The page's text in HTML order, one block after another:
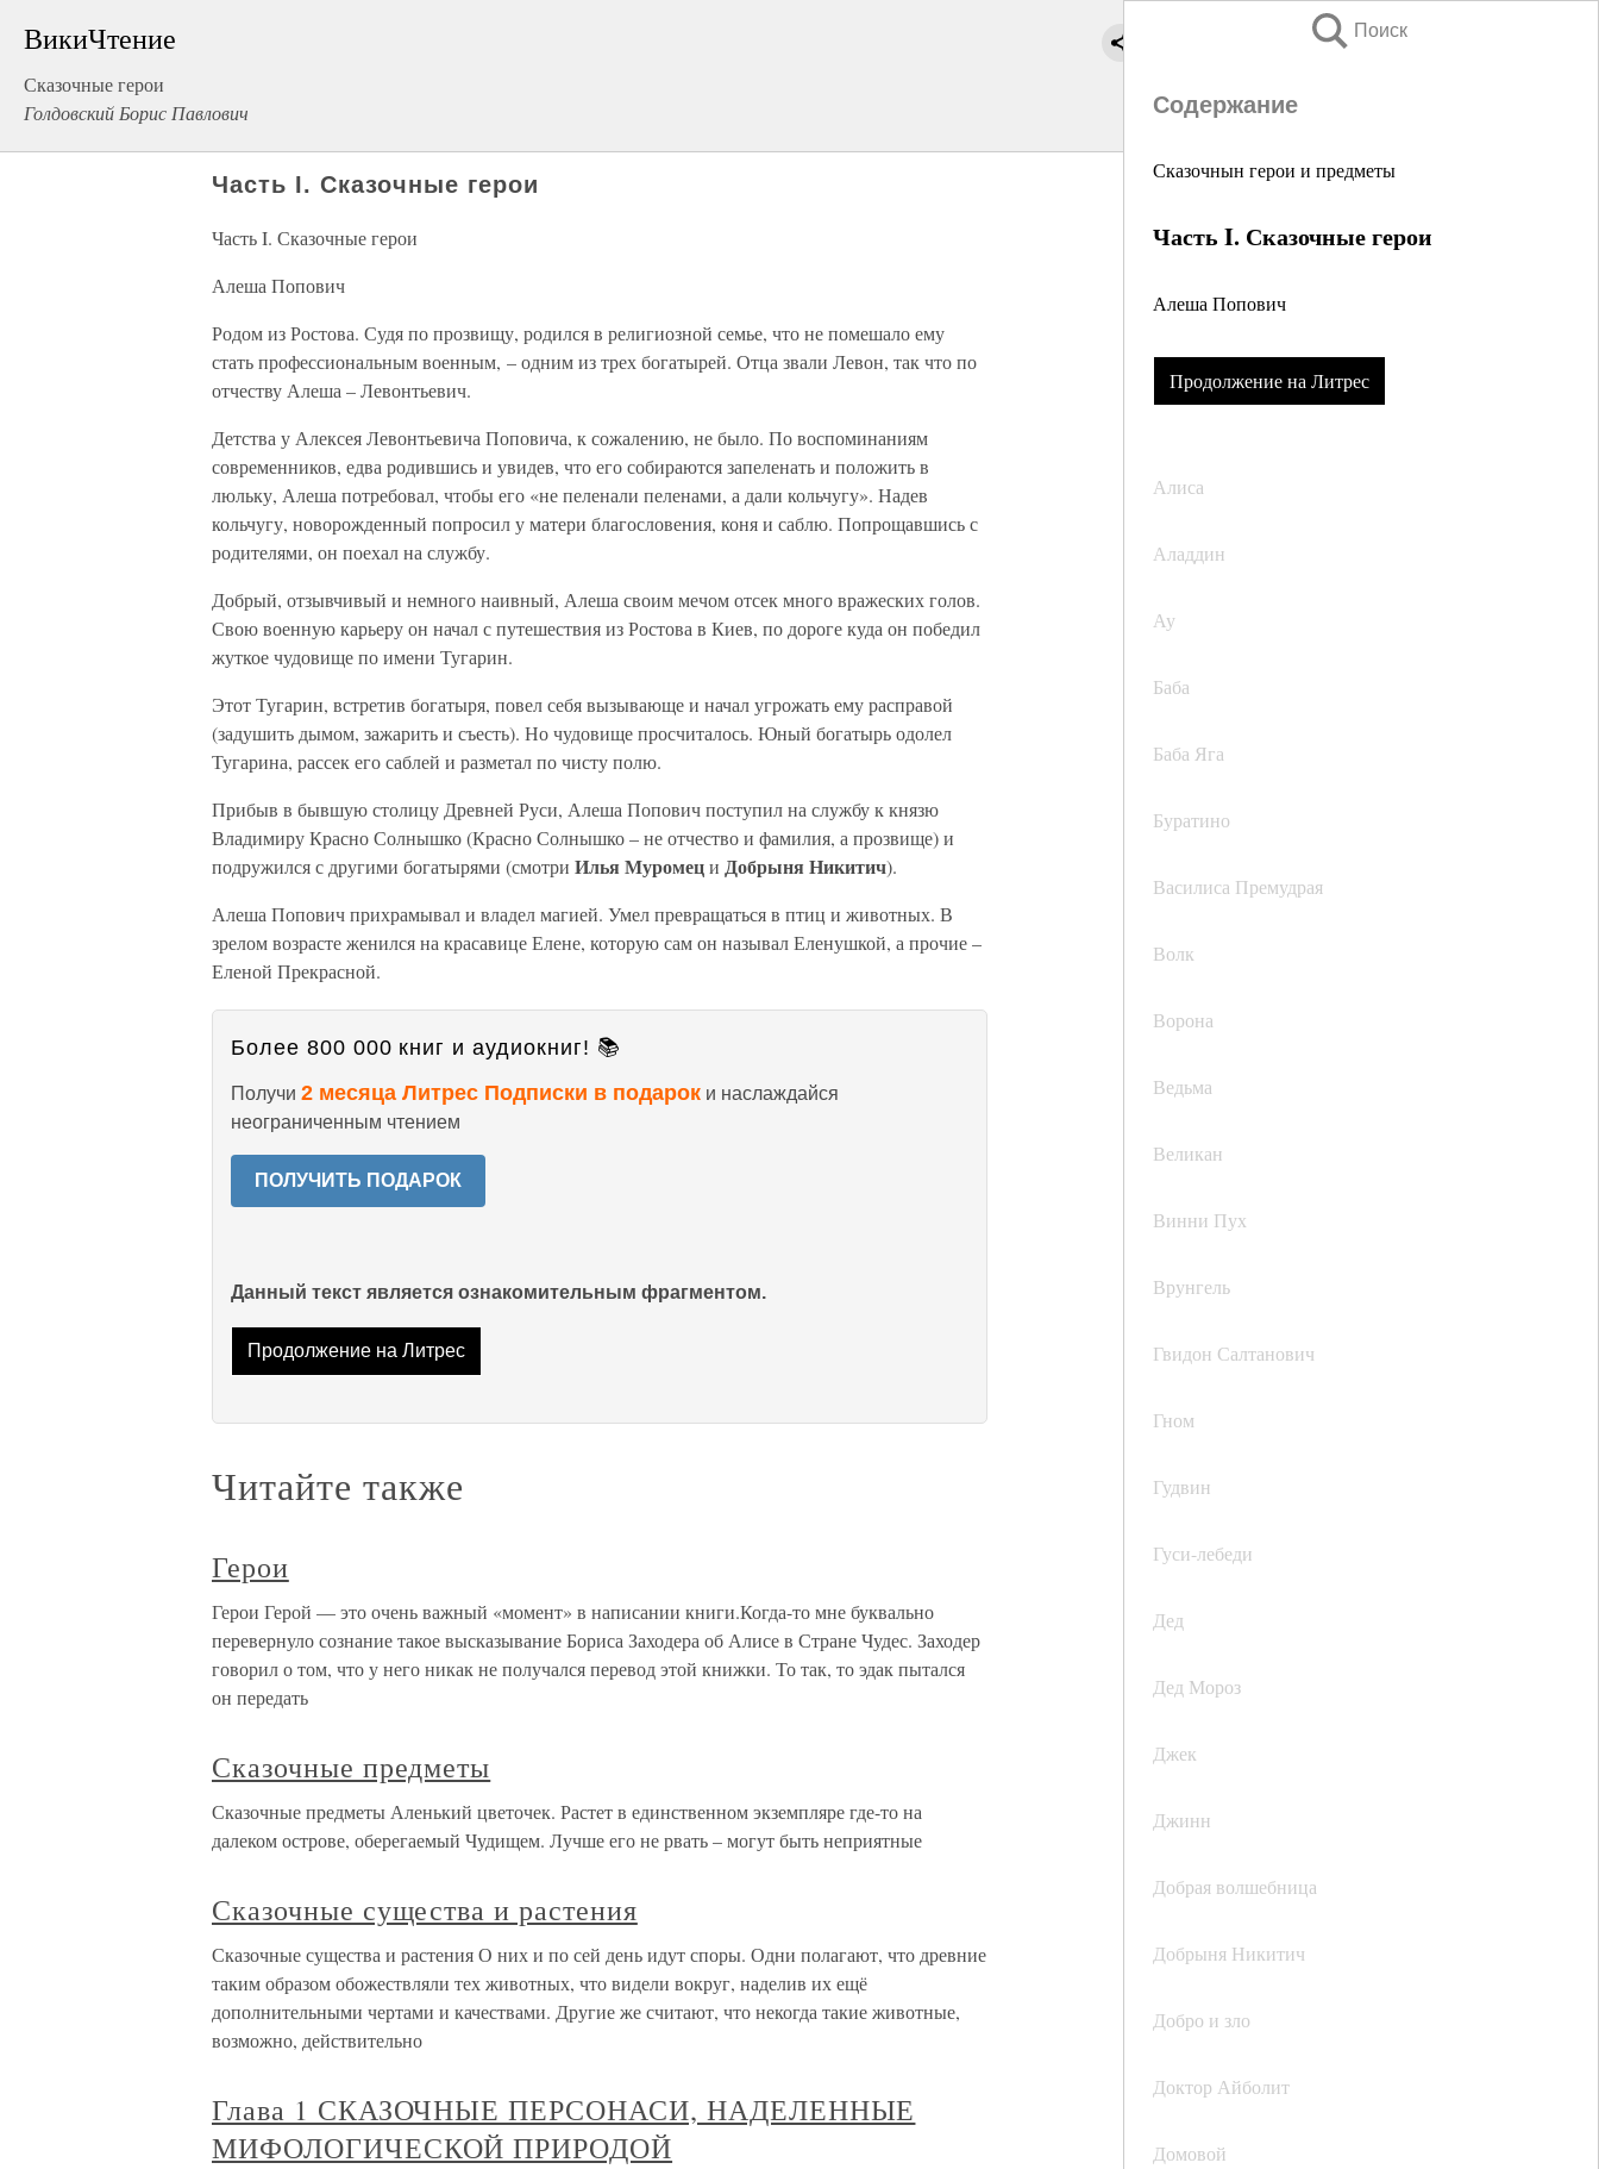
ВикиЧтение
Сказочные герои
Голдовский Борис Павлович
Поиск
Содержание
Сказочнын герои и предметы
Часть I. Сказочные герои
Алеша Попович
Продолжение на Литрес
Алиса
Аладдин
Ау
Баба
Баба Яга
Буратино
Василиса Премудрая
Волк
Ворона
Ведьма
Великан
Винни Пух
Врунгель
Гвидон Салтанович
Гном
Гудвин
Гуси-лебеди
Дед
Дед Мороз
Джек
Джинн
Добрая волшебница
Добрыня Никитич
Добро и зло
Доктор Айболит
Домовой
Часть I. Сказочные герои
Часть I. Сказочные герои
Алеша Попович
Родом из Ростова. Судя по прозвищу, родился в религиозной семье, что не помешало ему
стать профессиональным военным, – одним из трех богатырей. Отца звали Левон, так что по
отчеству Алеша – Левонтьевич.
Детства у Алексея Левонтьевича Поповича, к сожалению, не было. По воспоминаниям
современников, едва родившись и увидев, что его собираются запеленать и положить в
люльку, Алеша потребовал, чтобы его «не пеленали пеленами, а дали кольчугу». Надев
кольчугу, новорожденный попросил у матери благословения, коня и саблю. Попрощавшись с
родителями, он поехал на службу.
Добрый, отзывчивый и немного наивный, Алеша своим мечом отсек много вражеских голов.
Свою военную карьеру он начал с путешествия из Ростова в Киев, по дороге куда он победил
жуткое чудовище по имени Тугарин.
Этот Тугарин, встретив богатыря, повел себя вызывающе и начал угрожать ему расправой
(задушить дымом, зажарить и съесть). Но чудовище просчиталось. Юный богатырь одолел
Тугарина, рассек его саблей и разметал по чисту полю.
Прибыв в бывшую столицу Древней Руси, Алеша Попович поступил на службу к князю
Владимиру Красно Солнышко (Красно Солнышко – не отчество и фамилия, а прозвище) и
подружился с другими богатырями (смотри Илья Муромеци Добрыня Никитич).
Алеша Попович прихрамывал и владел магией. Умел превращаться в птиц и животных. В
зрелом возрасте женился на красавице Елене, которую сам он называл Еленушкой, а прочие –
Еленой Прекрасной.
Более 800 000 книг и аудиокниг! 📚
Получи 2 месяца Литрес Подписки в подарок и наслаждайся
неограниченным чтением
ПОЛУЧИТЬ ПОДАРОК
Данный текст является ознакомительным фрагментом.
Продолжение на Литрес
Читайте также
Герои
Герои Герой — это очень важный «момент» в написании книги.Когда-то мне буквально
перевернуло сознание такое высказывание Бориса Заходера об Алисе в Стране Чудес. Заходер
говорил о том, что у него никак не получался перевод этой книжки. То так, то эдак пытался
он передать
Сказочные предметы
Сказочные предметы Аленький цветочек. Растет в единственном экземпляре где-то на
далеком острове, оберегаемый Чудищем. Лучше его не рвать – могут быть неприятные
Сказочные существа и растения
Сказочные существа и растения О них и по сей день идут споры. Одни полагают, что древние
таким образом обожествляли тех животных, что видели вокруг, наделив их ещё
дополнительными чертами и качествами. Другие же считают, что некогда такие животные,
возможно, действительно
Глава 1 СКАЗОЧНЫЕ ПЕРСОНАСИ, НАДЕЛЕННЫЕ
МИФОЛОГИЧЕСКОЙ ПРИРОДОЙ